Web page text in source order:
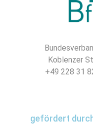
Koblenzer
+49 228 31
gefördert